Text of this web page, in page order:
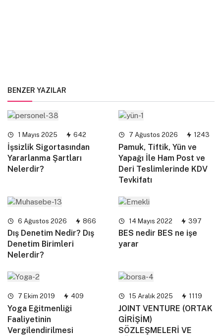
BENZER YAZILAR
1 Mayıs 2025 642
İşsizlik Sigortasından
Yararlanma Şartları
Nelerdir?
7 Ağustos 2026 1243
Pamuk, Tiftik, Yün ve
Yapağı İle Ham Post ve
Deri Teslimlerinde KDV
Tevkifatı
6 Ağustos 2026 866
Dış Denetim Nedir? Dış
Denetim Birimleri
Nelerdir?
14 Mayıs 2022 397
BES nedir BES ne işe
yarar
7 Ekim 2019 409
Yoga Eğitmenliği
Faaliyetinin
Vergilendirilmesi
15 Aralık 2025 1119
JOINT VENTURE (ORTAK
GİRİŞİM)
SÖZLEŞMELERİ VE